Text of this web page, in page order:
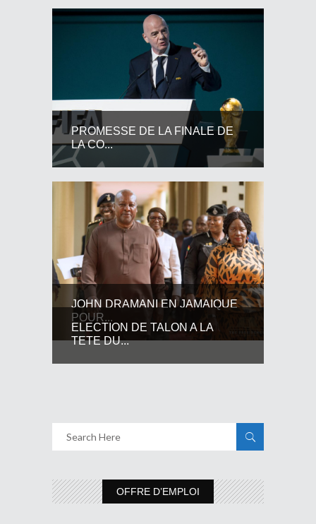
PROMESSE DE LA FINALE DE
LA CO...
JOHN DRAMANI EN JAMAIQUE
POUR...
ELECTION DE TALON A LA
TETE DU...
OFFRE D’EMPLOI